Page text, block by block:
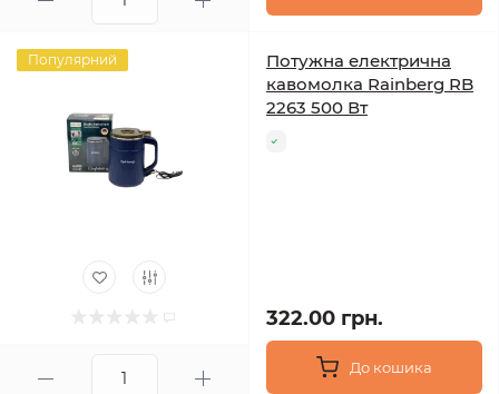
Популярний
Потужна електрична
кавомолка Rainberg RB
2263 500 Вт
322.00 грн.
До кошика